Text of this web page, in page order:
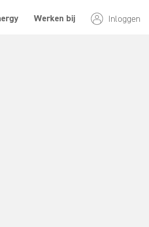
Werken bij Inloggen